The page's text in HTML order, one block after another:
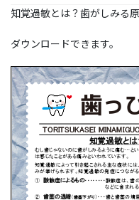
知覚過敏とは？歯がしみる
ダウンロードできます。